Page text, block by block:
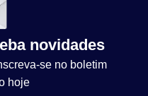
novidades
se no boletim
hoje